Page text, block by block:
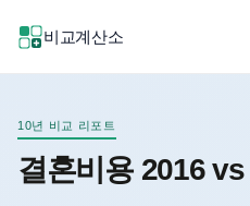
비교계산소
10년 비교 리포트
결혼비용 2016